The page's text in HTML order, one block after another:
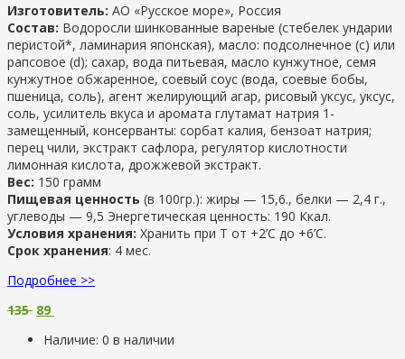
Изготовитель: АО «Русское море», Россия
Состав: Водоросли шинкованные вареные (стебелек ундарии
перистой*, ламинария японская), масло: подсолнечное (с) или
рапсовое (d); сахар, вода питьевая, масло кунжутное, семя
кунжутное обжаренное, соевый соус (вода, соевые бобы,
пшеница, соль), агент желирующий агар, рисовый уксус, уксус,
соль, усилитель вкуса и аромата глутамат натрия 1-
замещенный, консерванты: сорбат калия, бензоат натрия;
перец чили, экстракт сафлора, регулятор кислотности
лимонная кислота, дрожжевой экстракт.
Вес: 150 грамм
Пищевая ценность (в 100гр.): жиры — 15,6., белки — 2,4 г.,
углеводы — 9,5 Энергетическая ценность: 190 Ккал.
Условия хранения: Хранить при Т от +2’С до +6’C.
Срок хранения: 4 мес.
Подробнее >>
135 89
Наличие: 0 в наличии